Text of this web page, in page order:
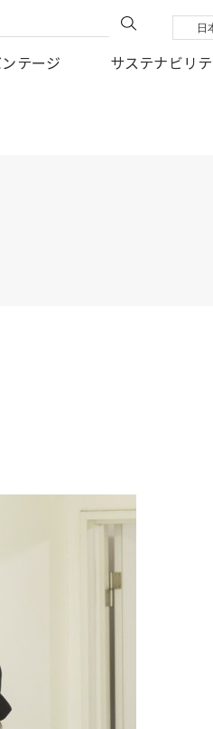
旧を、心よりお祈り申しあげ日
テージ サステナビリ